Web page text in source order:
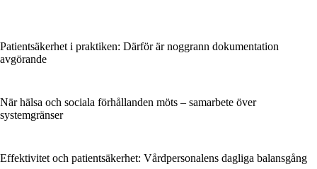
Patientsäkerhet i praktiken: Därför är noggrann dokumentation
avgörande
När hälsa och sociala förhållanden möts – samarbete över
systemgränser
Effektivitet och patientsäkerhet: Vårdpersonalens dagliga balansgång